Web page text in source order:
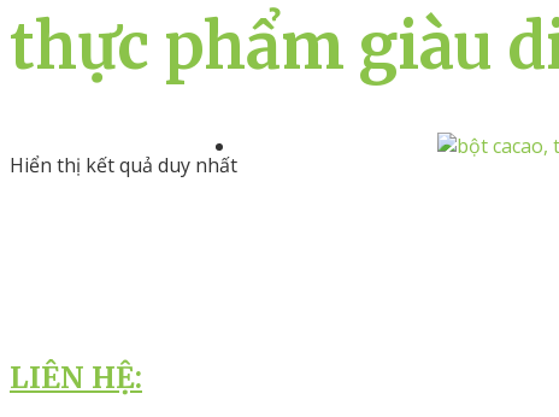
thực phẩm giàu
Hiển thị kết quả duy nhất
LIÊN HỆ: